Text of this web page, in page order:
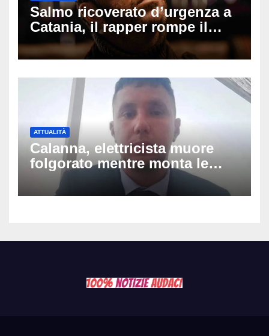
Salmo ricoverato d’urgenza a
Catania, il rapper rompe il
silenzio dopo la notte in
ospedale: come sta e cosa
ATTUALITÀ
Calanna, elettricista muore
folgorato mentre monta le
luminarie della festa: chi era
Fabio Calabrò e cosa è